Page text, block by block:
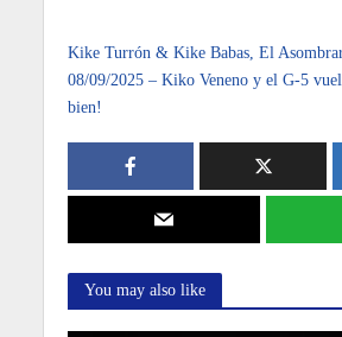
Kike Turrón & Kike Babas, El
08/09/2025 – Kiko Veneno y el G-5
bien!
You may also like